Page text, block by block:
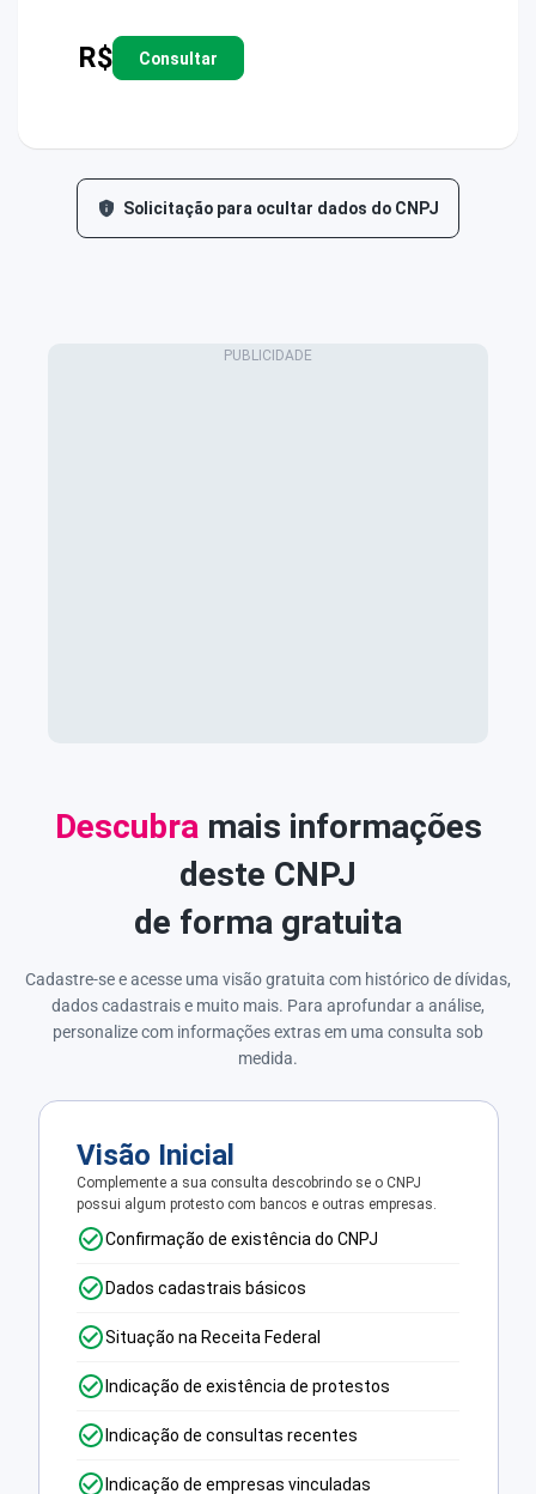
R$ Consultar
Solicitação para ocultar dados do CNPJ
Descubra mais informações
deste CNPJ
de forma gratuita
Cadastre-se e acesse uma visão gratuita com histórico de dívidas,
dados cadastrais e muito mais. Para aprofundar a análise,
personalize com informações extras em uma consulta sob
medida.
Visão Inicial
Complemente a sua consulta descobrindo se o CNPJ
possui algum protesto com bancos e outras empresas.
Confirmação de existência do CNPJ
Dados cadastrais básicos
Situação na Receita Federal
Indicação de existência de protestos
Indicação de consultas recentes
Indicação de empresas vinculadas